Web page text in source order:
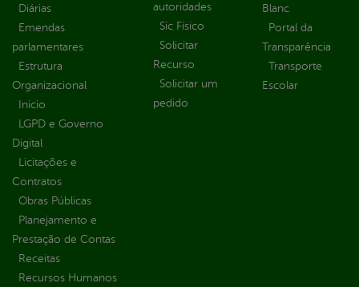
Diárias
Emendas
parlamentares
Estrutura
Organizacional
Inicio
LGPD e Governo
Digital
Licitações e
Contratos
Obras Públicas
Planejamento e
Prestação de Contas
Receitas
Recursos Humanos
autoridades
Sic Físico
Solicitar
Recurso
Solicitar um
pedido
Blanc
Portal da
Transparência
Transporte
Escolar